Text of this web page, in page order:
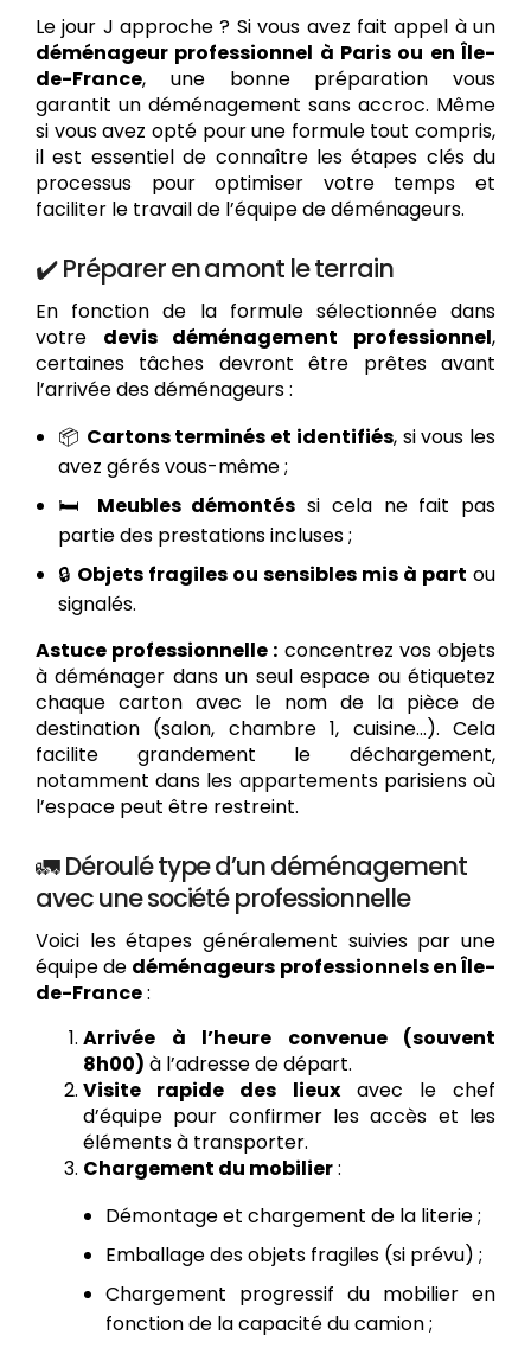
Le jour J approche ? Si vous avez fait appel à un
déménageur professionnel à Paris ou en Île-
de-France, une bonne préparation vous
garantit un déménagement sans accroc. Même
si vous avez opté pour une formule tout compris,
il est essentiel de connaître les étapes clés du
processus pour optimiser votre temps et
faciliter le travail de l’équipe de déménageurs.
✔️ Préparer en amont le terrain
En fonction de la formule sélectionnée dans
votre devis déménagement professionnel,
certaines tâches devront être prêtes avant
l’arrivée des déménageurs :
📦 Cartons terminés et identifiés, si vous les
avez gérés vous-même ;
🛏️ Meubles démontés si cela ne fait pas
partie des prestations incluses ;
🔒 Objets fragiles ou sensibles mis à part ou
signalés.
Astuce professionnelle : concentrez vos objets
à déménager dans un seul espace ou étiquetez
chaque carton avec le nom de la pièce de
destination (salon, chambre 1, cuisine...). Cela
facilite grandement le déchargement,
notamment dans les appartements parisiens où
l’espace peut être restreint.
🚛 Déroulé type d’un déménagement
avec une société professionnelle
Voici les étapes généralement suivies par une
équipe de déménageurs professionnels en Île-
de-France:
Arrivée à l’heure convenue (souvent
8h00) à l’adresse de départ.
Visite rapide des lieuxavec le chef
d’équipe pour confirmer les accès et les
éléments à transporter.
Chargement du mobilier:
Démontage et chargement de la literie ;
Emballage des objets fragiles (si prévu) ;
Chargement progressif du mobilier en
fonction de la capacité du camion ;